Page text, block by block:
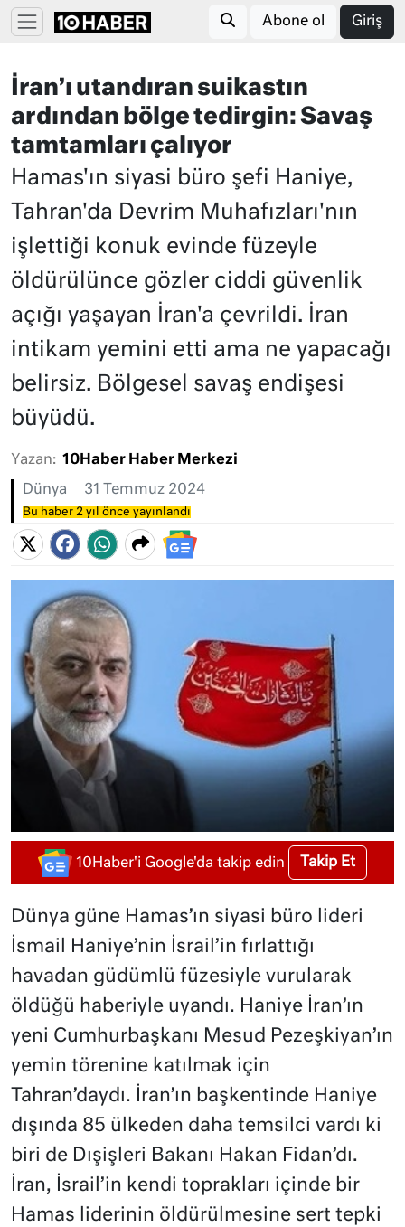
Abone ol Giriş
İran’ı utandıran suikastın
ardından bölge tedirgin: Savaş
tamtamları çalıyor
Hamas'ın siyasi büro şefi Haniye,
Tahran'da Devrim Muhafızları'nın
işlettiği konuk evinde füzeyle
öldürülünce gözler ciddi güvenlik
açığı yaşayan İran'a çevrildi. İran
intikam yemini etti ama ne yapacağı
belirsiz. Bölgesel savaş endişesi
büyüdü.
Yazan: 10Haber Haber Merkezi
Dünya 31 Temmuz 2024
Bu haber 2 yıl önce yayınlandı
10Haber'i Google'da takip edin Takip Et
Dünya güne Hamas’ın siyasi büro lideri
İsmail Haniye’nin İsrail’in fırlattığı
havadan güdümlü füzesiyle vurularak
öldüğü haberiyle uyandı. Haniye İran’ın
yeni Cumhurbaşkanı Mesud Pezeşkiyan’ın
yemin törenine katılmak için
Tahran’daydı. İran’ın başkentinde Haniye
dışında 85 ülkeden daha temsilci vardı ki
biri de Dışişleri Bakanı Hakan Fidan’dı.
İran, İsrail’in kendi toprakları içinde bir
Hamas liderinin öldürülmesine sert tepki